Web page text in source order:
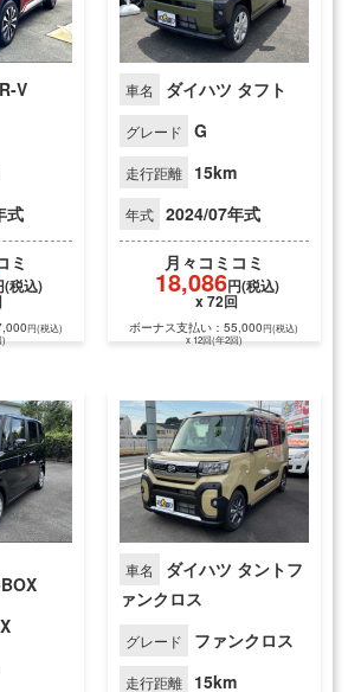
V
式
ミ
(税込)
円(税込)
)
車名 ダイハツ タフト
グレード G
走行距離 15km
年式 2024/07年式
月々 コミコミ
18,086円(税込)
x 72回
ボーナス支払い：55,000円(税込)
x 12回(年2回)
車名
ダイハツ タントフ
ァンクロス
グレード ファンクロス
走行距離 15km